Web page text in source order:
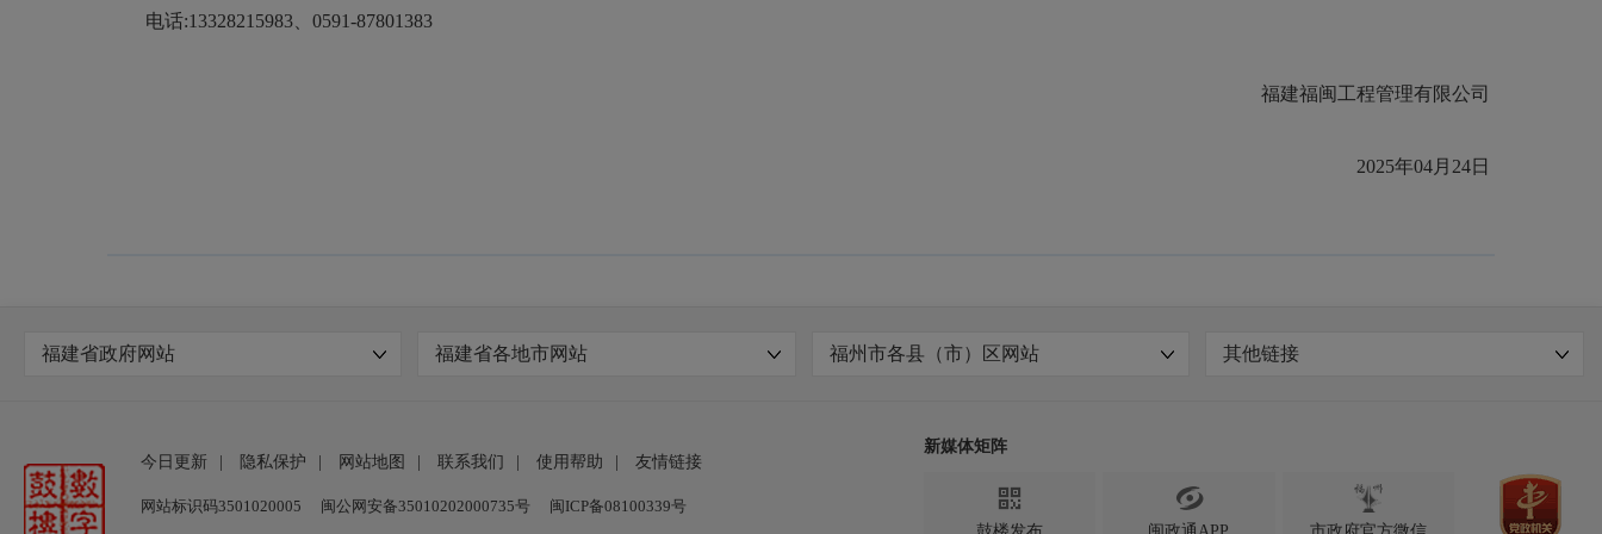
电话:13328215983、0591-87801383
福建福闽工程管理有限公司
2025年04月24日
福建省政府网站 福建省各地市网站 福州市各县（市）区网站 其他链接
今日更新 隐私保护 网站地图 联系我们 使用帮助 友情链接
网站标识码3501020005 闽公网安备35010202000735号 闽ICP备08100339号
新媒体矩阵
 